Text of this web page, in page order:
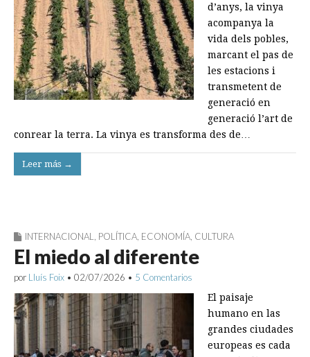
d’anys, la vinya
acompanya la
vida dels pobles,
marcant el pas de
les estacions i
transmetent de
generació en
generació l’art de
conrear la terra. La vinya es transforma des de…
Leer más →
INTERNACIONAL POLÍTICA ECONOMÍA CULTURA
El miedo al diferente
por Lluís Foix • 02/07/2026 • 5 Comentarios
El paisaje
humano en las
grandes ciudades
europeas es cada